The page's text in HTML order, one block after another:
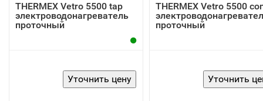
THERMEX Vetro 5500 tap
электроводонагреватель
проточный
THERMEX Vetro 5500
проточный